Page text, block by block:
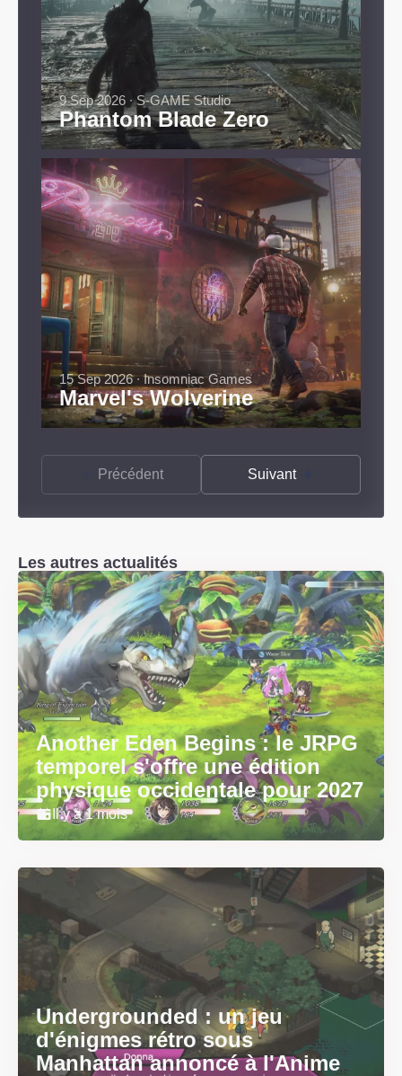
Phantom Blade Zero
9 Sep 2026 ∙ S-GAME Studio
Marvel's Wolverine
15 Sep 2026 ∙ Insomniac Games
Précédent Suivant
Les autres actualités
Another Eden Begins : le JRPG
temporel s'offre une édition
physique occidentale pour 2027
Il y a 1 mois
Undergrounded : un jeu
d'énigmes rétro sous
Manhattan annoncé à l'Anime